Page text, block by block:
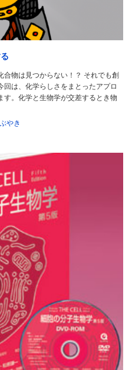
合物は見つからない！？ それでも創
は、化学らしさをまとったアプロ
す。化学と生物学が交差するとき物
やき